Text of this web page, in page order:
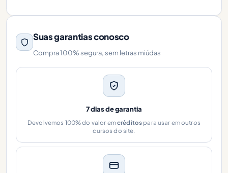
Suas garantias conosco
Compra 100% segura, sem letras miúdas
7 dias de garantia
Devolvemos 100% do valor emcréditos para usar em outros
cursos do site.